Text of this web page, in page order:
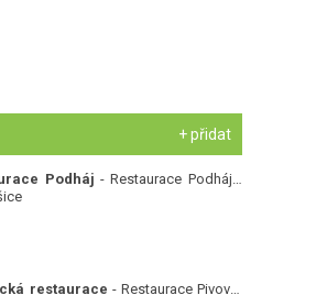
+ přidat
Podháj - Restaurace Podháj -
restaurace - Restaurace Pivovar